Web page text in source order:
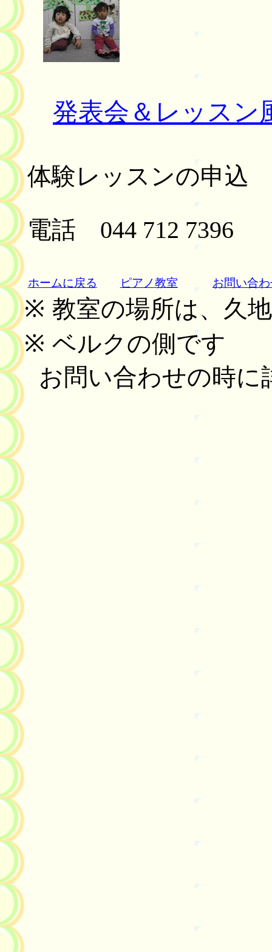
発表会＆レッスン
体験レッスンの申
電話 044 712 7396
ホームに戻る ピアノ教室 お問い合
※ 教室の場所は、久
※ ベルクの側です
お問い合わせの時